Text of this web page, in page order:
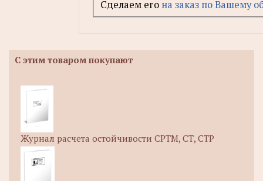
Cделаем его на заказ по Вашему
С этим товаром покупают
Журнал расчета остойчивости СРТМ, СТ, СТР